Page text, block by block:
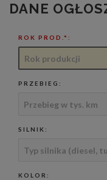
DANE
ROK PROD.*:
PRZEBIEG:
SILNIK:
KOLOR: